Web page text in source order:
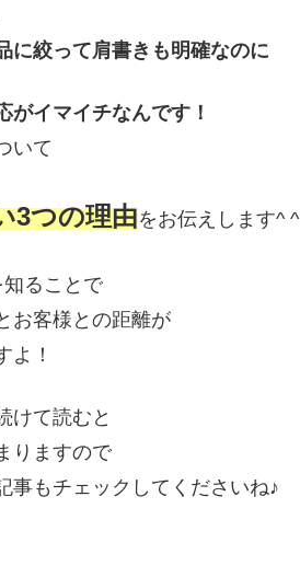
に絞って肩書きも明確なのに
がイマイチなんです！
いて
3つの理由をお伝えします^ ^
ることで
お客様との距離が
よ！
けて読むと
りますので
事もチェックしてくださいね♪